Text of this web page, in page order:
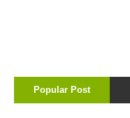
Popular Post